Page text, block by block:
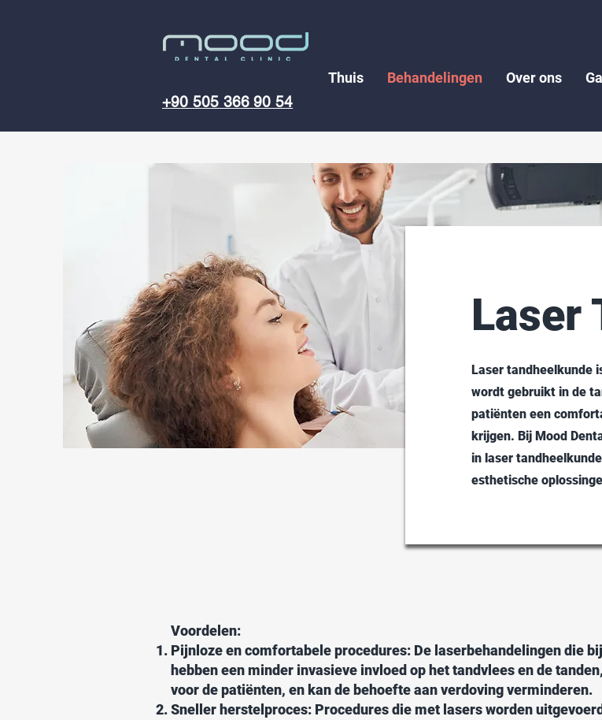
+90 505 366 90 54
Thuis Behandelingen Over ons
Laser
Laser tandheelkunde
wordt gebruikt in de
patiënten een
krijgen. Bij Mood
in laser
esthetische
Voordelen:
Pijnloze en comfortabele procedures: De laserbehandelingen die
hebben een minder invasieve invloed op het tandvlees en de
voor de patiënten, en kan de behoefte aan verdoving verminderen.
Sneller herstelproces: Procedures die met lasers worden